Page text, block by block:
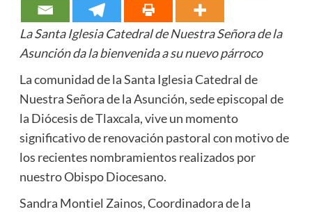
La Santa Iglesia Catedral de Nuestra Señora de la
Asunción da la bienvenida a su nuevo párroco
La comunidad de la Santa Iglesia Catedral de
Nuestra Señora de la Asunción, sede episcopal de
la Diócesis de Tlaxcala, vive un momento
significativo de renovación pastoral con motivo de
los recientes nombramientos realizados por
nuestro Obispo Diocesano.
Sandra Montiel Zainos, Coordinadora de la